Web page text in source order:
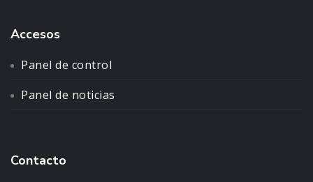
Accesos
Panel de control
Panel de noticias
Contacto